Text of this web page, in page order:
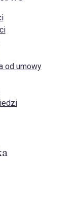
od umowy